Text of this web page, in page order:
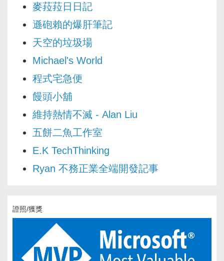
麥菈菈日日記
遜砲賴的爆肝筆記
天空的垃圾場
Michael's World
程式宅急便
饅頭小舖
維持熱情不滅 - Alan Liu
五餅二魚工作室
E.K TechThinking
Ryan 不務正業全端開發記事
證照/獲獎